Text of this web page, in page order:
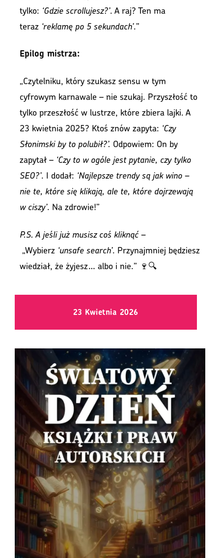
23 Kwietnia 2026
tylko: ‘Gdzie scrollujesz?’. A raj? Ten ma
teraz ‘reklamę po 5 sekundach’.”
Epilog mistrza:
„Czytelniku, który szukasz sensu w tym
cyfrowym karnawale – nie szukaj. Przyszłość to
tylko przeszłość w lustrze, które zbiera lajki. A
23 kwietnia 2025? Ktoś znów zapyta: ‘Czy
Słonimski by to polubił?’. Odpowiem: On by
zapytał – ‘Czy to w ogóle jest pytanie, czy tylko
SEO?’. I dodał: ‘Najlepsze trendy są jak wino –
nie te, które się klikają, ale te, które dojrzewają
w ciszy’. Na zdrowie!”
P.S. A jeśli już musisz coś kliknąć –
„Wybierz ‘unsafe search’. Przynajmniej będziesz
wiedział, że żyjesz… albo i nie.” 🍷🔍